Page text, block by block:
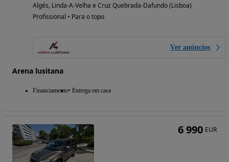
Algés, Linda-A-Velha e Cruz Quebrada-Dafundo (Lisboa)
Profissional • Para o topo
Ver anúncios
Arena lusitana
Financiamento Entrega em casa
6 990 EUR